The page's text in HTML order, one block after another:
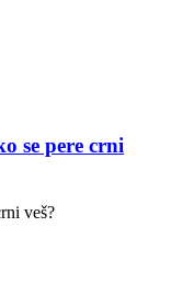
se pere crni
veš?